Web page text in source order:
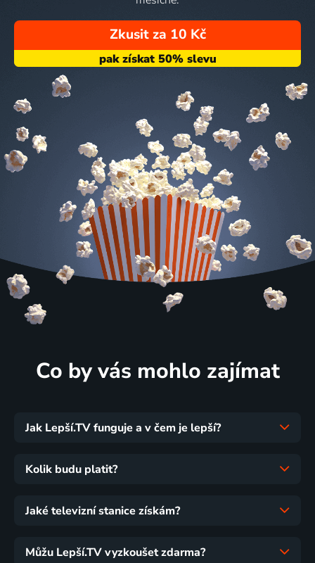
Zkusit za 10 Kč
Co by vás mohlo zajímat
Jak Lepší.TV funguje a v čem je lepší?
Kolik budu platit?
Jaké televizní stanice získám?
Můžu Lepší.TV vyzkoušet zdarma?